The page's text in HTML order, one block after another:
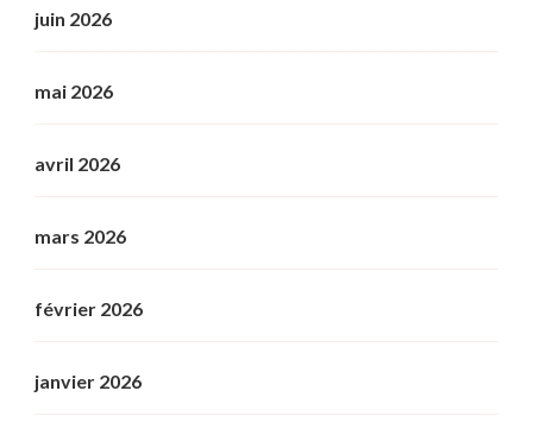
juin 2026
mai 2026
avril 2026
mars 2026
février 2026
janvier 2026